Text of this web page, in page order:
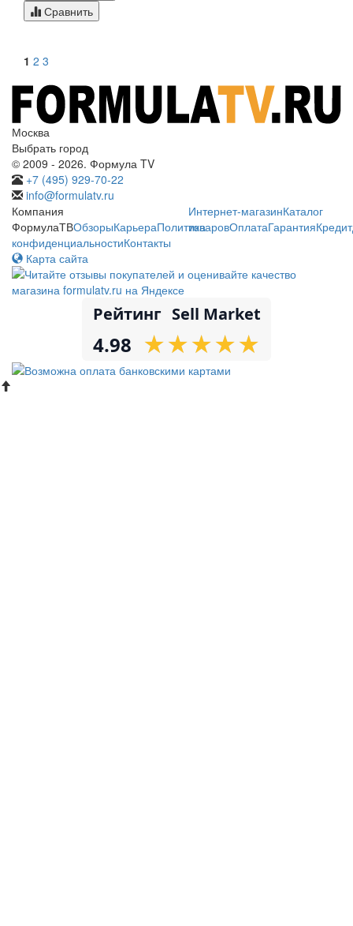
Сравнить
1 2 3
Москва
Выбрать город
© 2009 - 2026. Формула TV
+7 (495) 929-70-22
info@formulatv.ru
Компания
ФормулаТВОбзорыКарьераПолитика
конфиденциальностиКонтакты
Интернет-магазинКаталог
товаровОплатаГарантияКредит
Карта сайта
Рейтинг Sell Market
4.98 ★
★★
★★
★★
★★
★